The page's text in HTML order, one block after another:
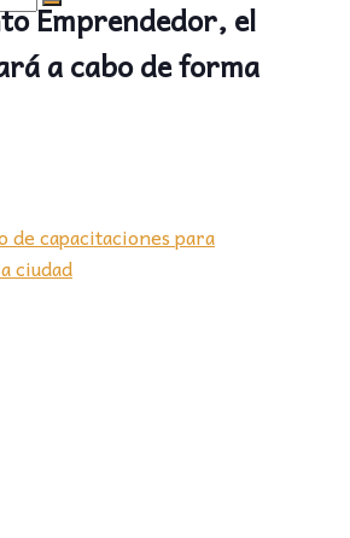
Emprendedor, el
a cabo de forma